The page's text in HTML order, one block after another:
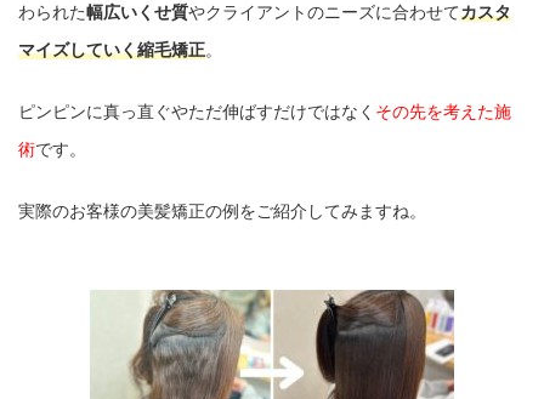
わられた幅広いくせ質やクライアントのニーズに合わせてカスタ
マイズしていく縮毛矯正。
ピンピンに真っ直ぐやただ伸ばすだけではなく その先を考えた施
術です。
実際のお客様の美髪矯正の例をご紹介してみますね。